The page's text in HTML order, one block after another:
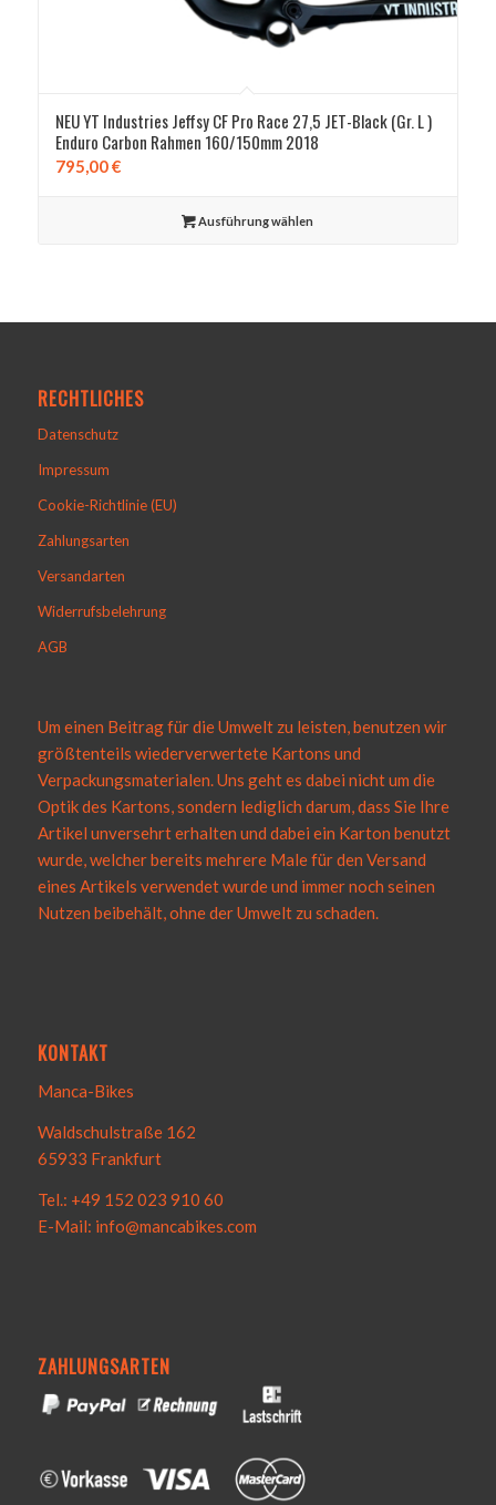
NEU YT Industries Jeffsy CF Pro Race 27,5 JET-Black (Gr. L )
Enduro Carbon Rahmen 160/150mm 2018
795,00€
Ausführung wählen
RECHTLICHES
Datenschutz
Impressum
Cookie-Richtlinie (EU)
Zahlungsarten
Versandarten
Widerrufsbelehrung
AGB
Um einen Beitrag für die Umwelt zu leisten, benutzen wir
größtenteils wiederverwertete Kartons und
Verpackungsmaterialen. Uns geht es dabei nicht um die
Optik des Kartons, sondern lediglich darum, dass Sie Ihre
Artikel unversehrt erhalten und dabei ein Karton benutzt
wurde, welcher bereits mehrere Male für den Versand
eines Artikels verwendet wurde und immer noch seinen
Nutzen beibehält, ohne der Umwelt zu schaden.
KONTAKT
Manca-Bikes
Waldschulstraße 162
65933 Frankfurt
Tel.: +49 152 023 910 60
E-Mail: info@mancabikes.com
ZAHLUNGSARTEN